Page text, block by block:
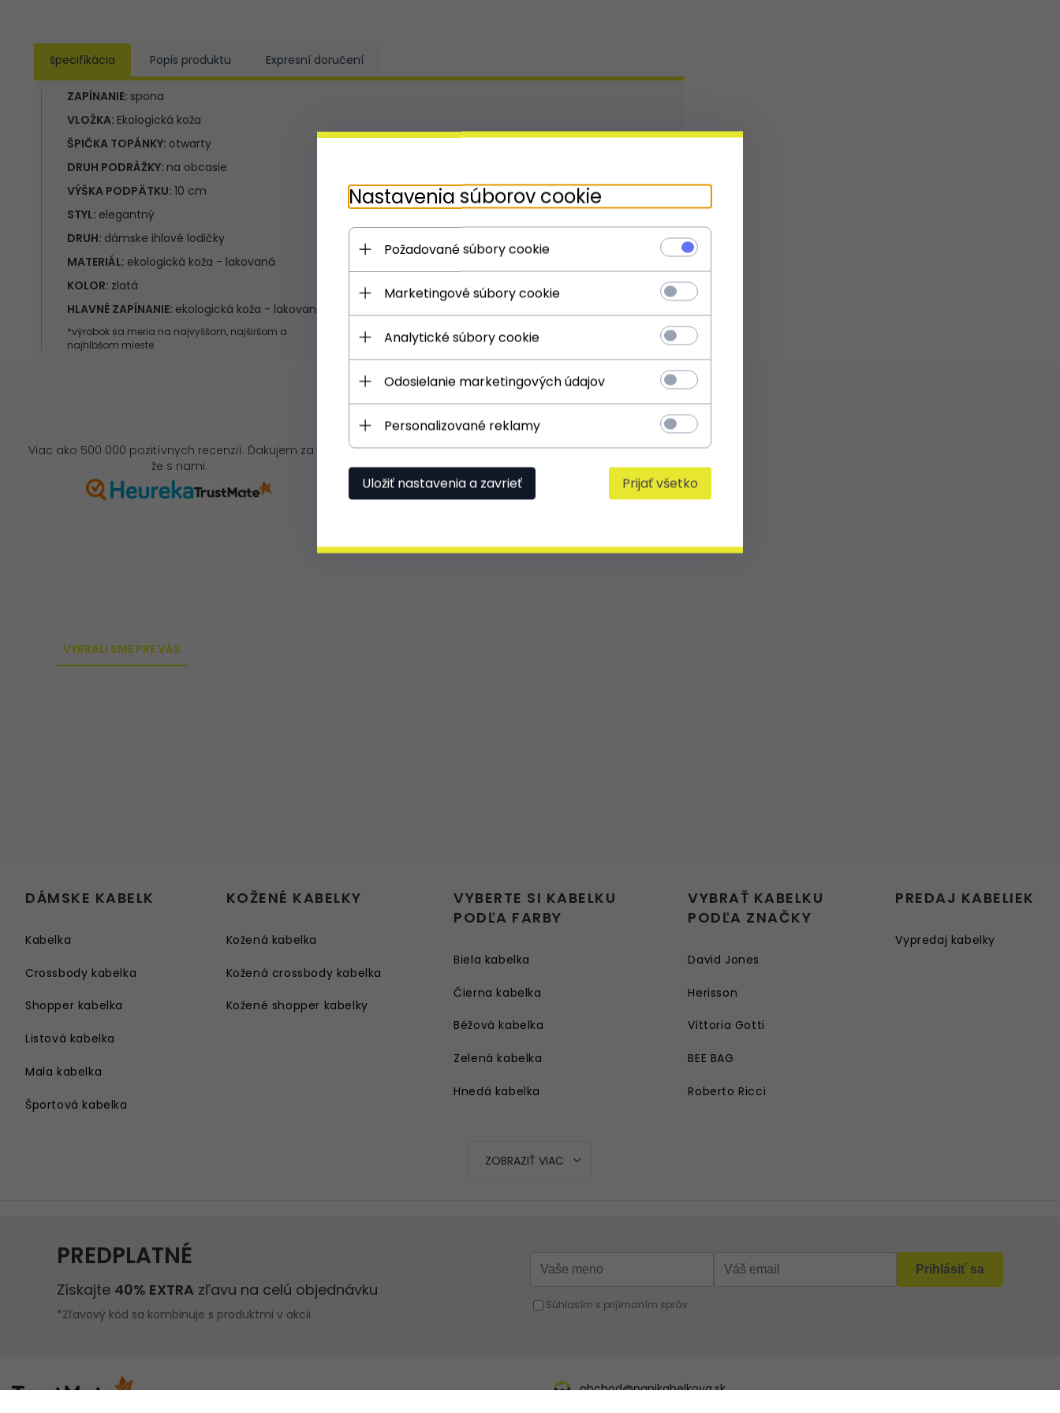
špecifikácia Popis produktu Expresní doručení
ZAPÍNANIE: spona
VLOŽKA: Ekologická koža
ŠPIČKA TOPÁNKY: otwarty
DRUH PODRÁŽKY: na obcasie
VÝŠKA PODPÄTKU: 10 cm
STYL: elegantný
DRUH: dámske ihlové lodičky
MATERIÁL: ekologická koža - lakovaná
KOLOR: zlatá
HLAVNÉ ZAPÍNANIE: ekologická koža - lakovaná
*výrobok sa meria na najvyššom, najširšom a
najhlbšom mieste
Viac ako 500 000 pozitívnych recenzií. Ďakujem za to,
že s nami.
VYBRALI SME PRE VÁS
DÁMSKE KABELK
Kabelka
Crossbody kabelka
Shopper kabelka
Listová kabelka
Mala kabelka
Športová kabelka
KOŽENÉ KABELKY
Kožená kabelka
Kožená crossbody kabelka
Kožené shopper kabelky
VYBERTE SI KABELKU
PODĽA FARBY
Biela kabelka
Čierna kabelka
Béžová kabelka
Zelená kabelka
Hnedá kabelka
Ružová kabelka
VYBRAŤ KABELKU
PODĽA ZNAČKY
David Jones
Herisson
Vittoria Gotti
BEE BAG
Roberto Ricci
PREDAJ KABELIEK
Vypredaj kabelky
ZOBRAZIŤ VIAC
obchod@panikabelkova.sk
Nastavenia súborov cookie
Požadované súbory cookie
Marketingové súbory cookie
Analytické súbory cookie
Odosielanie marketingových údajov
Personalizované reklamy
Uložiť nastavenia a zavrieť Prijať všetko